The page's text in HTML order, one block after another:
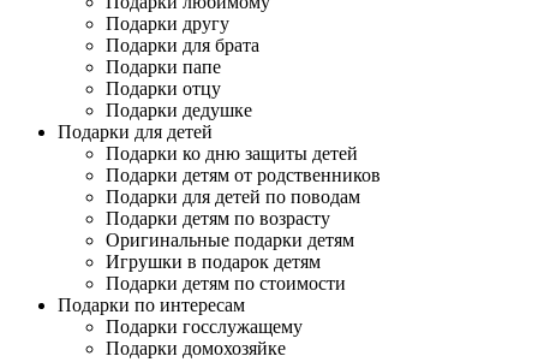
Подарки другу
Подарки для брата
Подарки папе
Подарки отцу
Подарки дедушке
Подарки для детей
Подарки ко дню защиты детей
Подарки детям от родственников
Подарки для детей по поводам
Подарки детям по возрасту
Оригинальные подарки детям
Игрушки в подарок детям
Подарки детям по стоимости
Подарки по интересам
Подарки госслужащему
Подарки домохозяйке